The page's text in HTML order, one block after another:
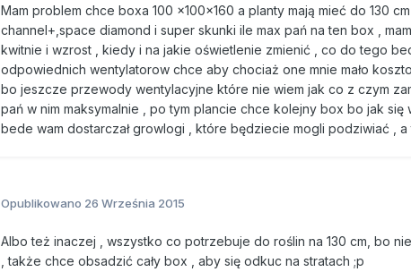
Mam problem chce boxa 100 x100x160 a planty mają mieć do 130
channel+,space diamond i super skunki ile max pań na ten box ,
kwitnie i wzrost , kiedy i na jakie oświetlenie zmienić , co do tego
odpowiednich wentylatorow chce aby chociaż one mnie mało
bo jeszcze przewody wentylacyjne które nie wiem jak co z czym
pań w nim maksymalnie , po tym plancie chce kolejny box bo jak się
bede wam dostarczał growlogi , które będziecie mogli podziwiać ,
Opublikowano 26 Września 2015
Albo też inaczej , wszystko co potrzebuje do roślin na 130 cm, bo
, także chce obsadzić cały box , aby się odkuc na stratach ;p